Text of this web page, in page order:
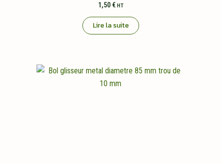
1,50 € HT
Lire la suite